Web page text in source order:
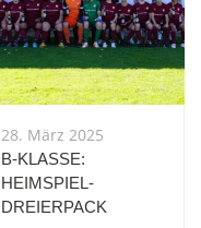
28. März 2025
B-KLASSE:
HEIMSPIEL-
DREIERPACK